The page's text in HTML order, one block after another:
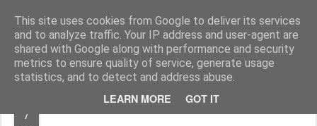
This site uses cookies from Google to deliver its services
and to analyze traffic. Your IP address and user-agent are
shared with Google along with performance and security
metrics to ensure quality of service, generate usage
statistics, and to detect and address abuse.
LEARN MORE GOT IT
Ιδιωτικό Δημοτικό Σχολείο "Ι.Μ.ΔΕΛΑΣΑΛ"
7 Trick or Treat?